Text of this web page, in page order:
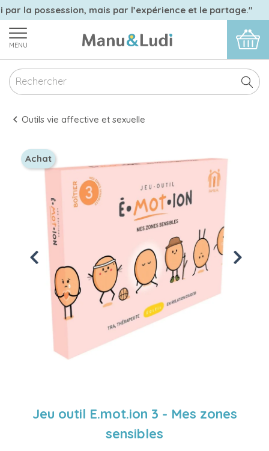
la possession, mais par l’expérience et le partage."
MENU
Outils vie affective et sexuelle
Achat
Previous Next
Jeu outil E.mot.ion 3 - Mes zones
sensibles